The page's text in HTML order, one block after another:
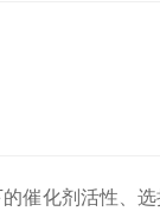
催化剂活性、选